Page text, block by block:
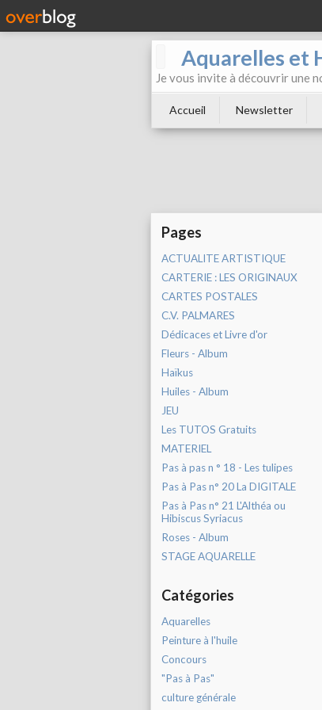
Aquarelles et
Je vous invite à découvrir une
Accueil Newsletter
Pages
ACTUALITE ARTISTIQUE
CARTERIE : LES ORIGINAUX
CARTES POSTALES
C.V. PALMARES
Dédicaces et Livre d'or
Fleurs - Album
Haïkus
Huiles - Album
JEU
Les TUTOS Gratuits
MATERIEL
Pas à pas n ° 18 - Les tulipes
Pas à Pas n° 20 La DIGITALE
Pas à Pas n° 21 L'Althéa ou
Hibiscus Syriacus
Roses - Album
STAGE AQUARELLE
Catégories
Aquarelles
Peinture à l'huile
Concours
"Pas à Pas"
culture générale